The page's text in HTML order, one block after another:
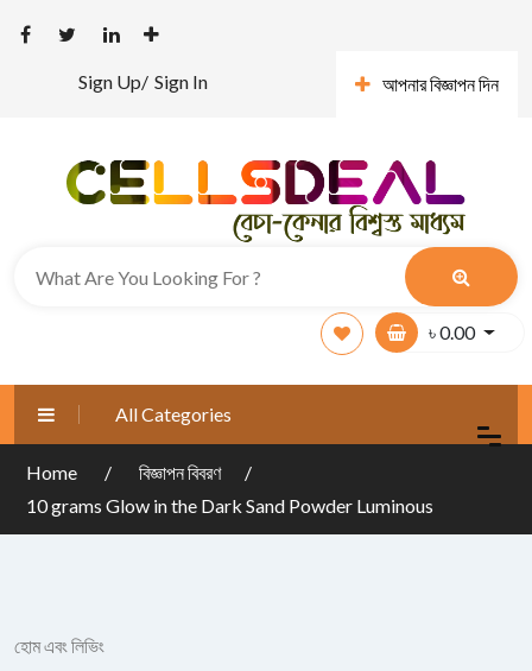
Sign Up/ Sign In আপনার বিজ্ঞাপন দিন
৳0.00
All Categories
Home
বিজ্ঞাপন বিবরণ
10 grams Glow in the Dark Sand Powder Luminous
হোম এবং লিভিং